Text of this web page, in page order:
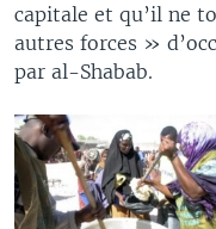
capitale et qu’il ne
autres forces »
par al-Shabab.